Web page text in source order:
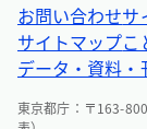
お問い合わせサ
サイトマップこ
データ・資料・
東京都庁：〒163-